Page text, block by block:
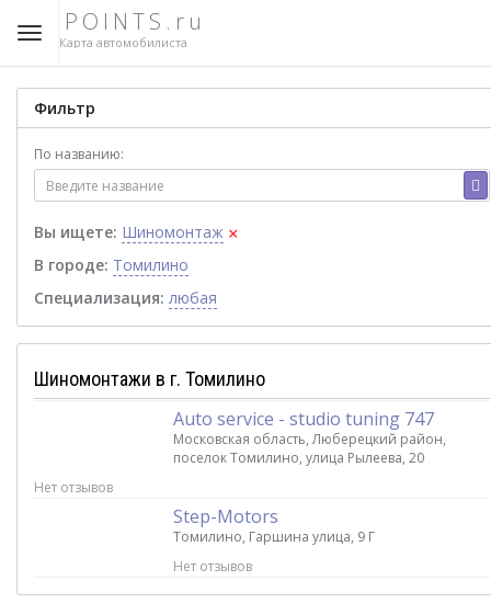
POINTS.ru
Карта автомобилиста
Фильтр
По названию:
Вы ищете: Шиномонтаж ×
В городе: Томилино
Специализация: любая
Шиномонтажи в г. Томилино
Auto service - studio tuning 747
Московская область, Люберецкий район,
поселок Томилино, улица Рылеева, 20
Нет отзывов
Step-Motors
Томилино, Гаршина улица, 9 Г
Нет отзывов